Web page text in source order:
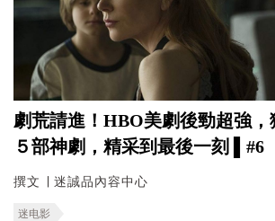
劇荒請進！HBO美劇後勁超強
５部神劇，精采到最後一刻 ▌#6
撰文 ∣ 迷誠品內容中心
迷电影